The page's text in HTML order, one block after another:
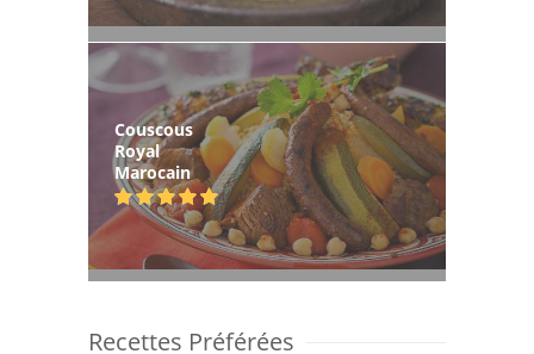
Couscous
Royal
Marocain
Recettes Préférées